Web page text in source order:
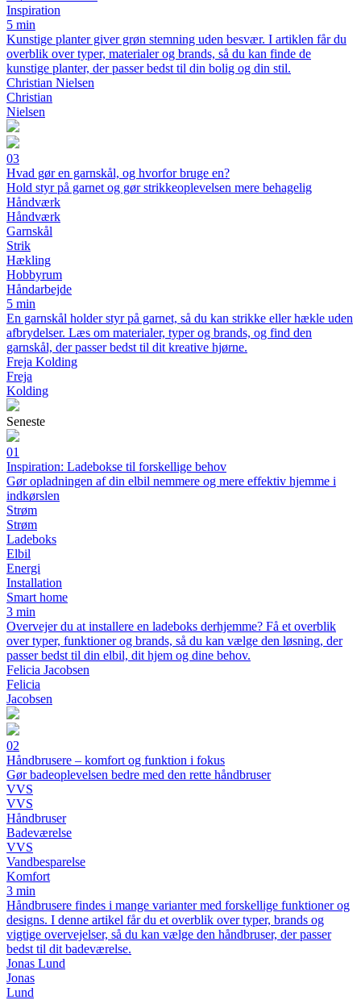
Inspiration
5 min
Kunstige planter giver grøn stemning uden besvær. I artiklen får du
overblik over typer, materialer og brands, så du kan finde de
kunstige planter, der passer bedst til din bolig og din stil.
Christian Nielsen
Christian
Nielsen
03
Hvad gør en garnskål, og hvorfor bruge en?
Hold styr på garnet og gør strikkeoplevelsen mere behagelig
Håndværk
Håndværk
Garnskål
Strik
Hækling
Hobbyrum
Håndarbejde
5 min
En garnskål holder styr på garnet, så du kan strikke eller hækle uden
afbrydelser. Læs om materialer, typer og brands, og find den
garnskål, der passer bedst til dit kreative hjørne.
Freja Kolding
Freja
Kolding
Seneste
01
Inspiration: Ladebokse til forskellige behov
Gør opladningen af din elbil nemmere og mere effektiv hjemme i
indkørslen
Strøm
Strøm
Ladeboks
Elbil
Energi
Installation
Smart home
3 min
Overvejer du at installere en ladeboks derhjemme? Få et overblik
over typer, funktioner og brands, så du kan vælge den løsning, der
passer bedst til din elbil, dit hjem og dine behov.
Felicia Jacobsen
Felicia
Jacobsen
02
Håndbrusere – komfort og funktion i fokus
Gør badeoplevelsen bedre med den rette håndbruser
VVS
VVS
Håndbruser
Badeværelse
VVS
Vandbesparelse
Komfort
3 min
Håndbrusere findes i mange varianter med forskellige funktioner og
designs. I denne artikel får du et overblik over typer, brands og
vigtige overvejelser, så du kan vælge den håndbruser, der passer
bedst til dit badeværelse.
Jonas Lund
Jonas
Lund